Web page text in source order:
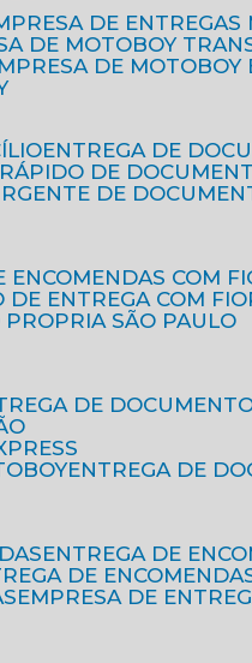
DE
DE MOTOBOY
EMPRESA DE MOTOBOY
ENTREGA DE
RÁPIDO DE
DE
ENCOMENDAS COM
DE ENTREGA COM
PROPRIA SÃO PAULO
DE
ENTREGA DE
ENTREGA DE
DE
EMPRESA DE